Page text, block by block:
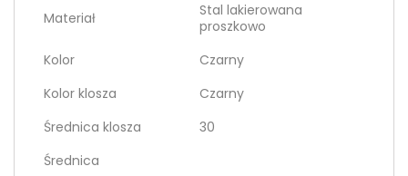
Materiał
Stal lakierowana
proszkowo
Kolor
Czarny
Kolor klosza
Czarny
Średnica klosza
30
Średnica